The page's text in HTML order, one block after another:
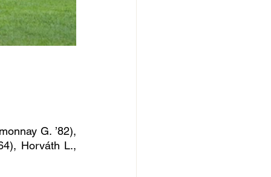
G. ’82),
Horváth L.,